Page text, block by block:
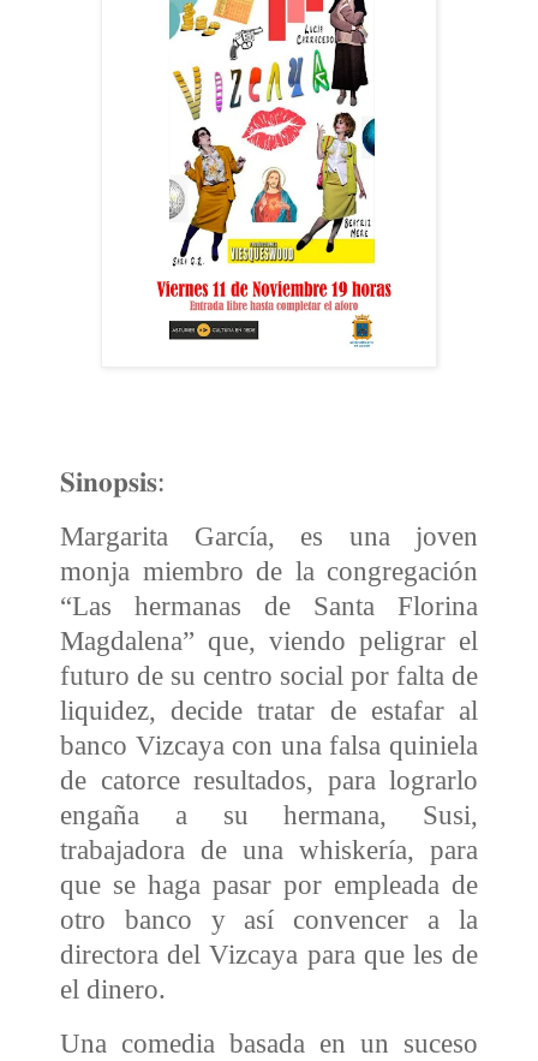
𝐒𝐢𝐧𝐨𝐩𝐬𝐢𝐬:
Margarita García, es una joven
monja miembro de la congregación
“Las hermanas de Santa Florina
Magdalena” que, viendo peligrar el
futuro de su centro social por falta de
liquidez, decide tratar de estafar al
banco Vizcaya con una falsa quiniela
de catorce resultados, para lograrlo
engaña a su hermana, Susi,
trabajadora de una whiskería, para
que se haga pasar por empleada de
otro banco y así convencer a la
directora del Vizcaya para que les de
el dinero.
Una comedia basada en un suceso